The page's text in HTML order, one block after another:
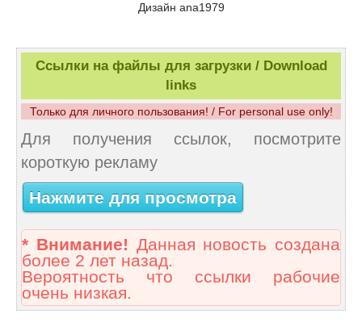
Дизайн аnа1979
Ссылки на файлы для загрузки / Download
links
Только для личного пользования! / For personal use only!
Для получения ссылок, посмотрите
короткую рекламу
Нажмите для просмотра
* Внимание! Данная новость создана
более 2 лет назад.
Вероятность что ссылки рабочие
очень низкая.